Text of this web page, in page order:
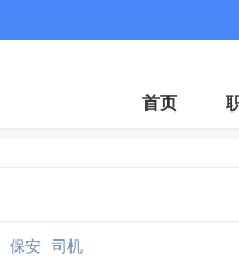
首页
保安 司机